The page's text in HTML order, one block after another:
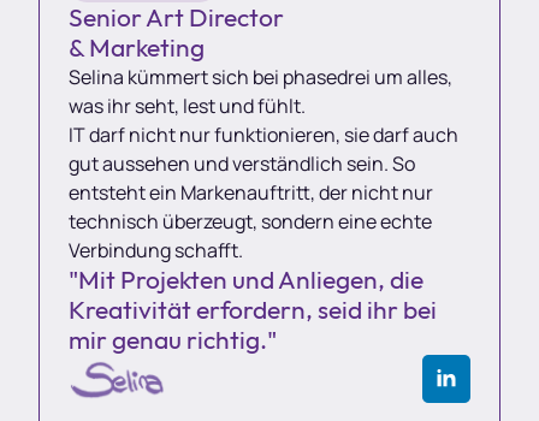
Senior Art Director
& Marketing
Selina kümmert sich bei phasedrei um alles,
was ihr seht, lest und fühlt.
IT darf nicht nur funktionieren, sie darf auch
gut aussehen und verständlich sein. So
entsteht ein Markenauftritt, der nicht nur
technisch überzeugt, sondern eine echte
Verbindung schafft.
"Mit Projekten und Anliegen, die
Kreativität erfordern, seid ihr bei
mir genau richtig."